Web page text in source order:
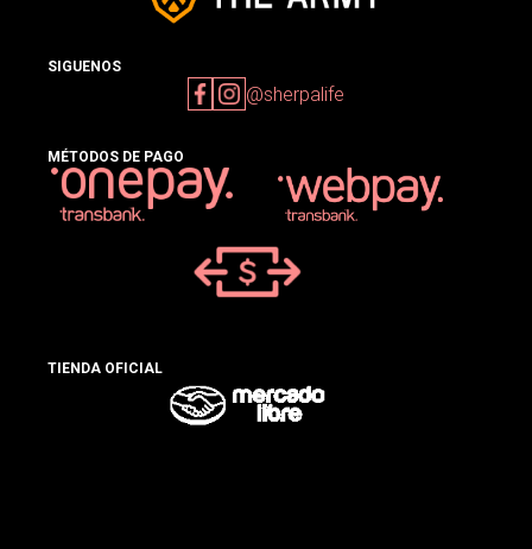
SIGUENOS
@sherpalife
MÉTODOS DE PAGO
TIENDA OFICIAL